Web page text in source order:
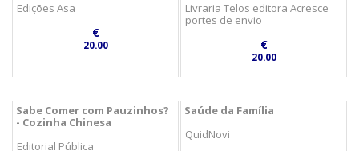
Edições Asa
€
20.00
Livraria Telos editora Acresce
portes de envio
€
20.00
Sabe Comer com Pauzinhos?
- Cozinha Chinesa
Editorial Pública
Saúde da Família
QuidNovi